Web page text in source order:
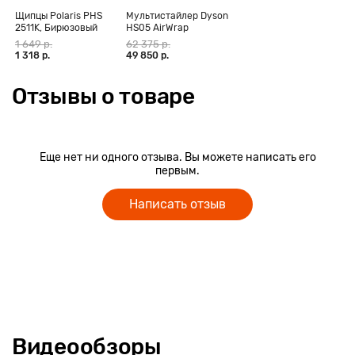
до 14 мм. Для удобства хранения и перевозки имеется
чехол.
Щипцы Polaris PHS
2511K, Бирюзовый
1 649 р.
1 318 р.
Мультистайлер Dyson
HS05 AirWrap
Complete Long,
фуксия (CN)
62 375 р.
49 850 р.
Отзывы о товаре
Еще нет ни одного отзыва. Вы можете написать его
первым.
Написать отзыв
Видеообзоры